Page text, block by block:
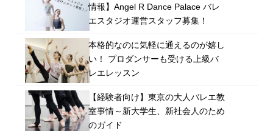
情報】Angel R Dance Palace バレ
エスタジオ運営スタッフ募集！
本格的なのに気軽に通えるのが嬉し
い！ プロダンサーも受ける上級バ
レエレッスン
【経験者向け】東京の大人バレエ教
室事情～新大学生、新社会人のため
のガイド